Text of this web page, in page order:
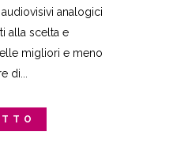
analogici
alla scelta e
migliori e meno
di...